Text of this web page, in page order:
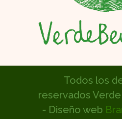
Todos los
reservados
- Diseño web